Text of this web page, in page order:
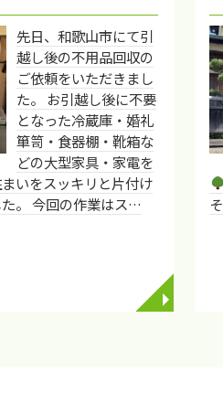
先日、和歌山市にて引
越し後の不用品回収の
ご依頼をいただきまし
た。 お引越し後に不要
となった冷蔵庫・婚礼
箪笥・食器棚・靴箱な
どの大型家具・家電を
いをスッキリと片付け
。 今回の作業はス…
◥